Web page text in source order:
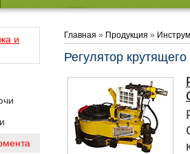
и
Главная » Продукция »
Регулятор